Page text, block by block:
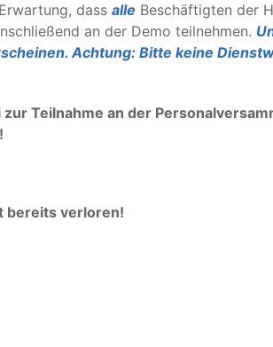
dass alle Beschäftigten der
an der Demo teilnehmen.
Achtung: Bitte keine
Teilnahme an der
bereits verloren!